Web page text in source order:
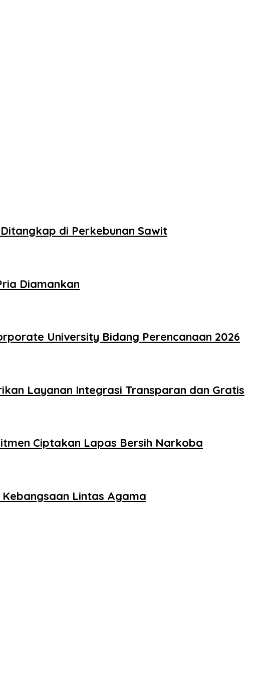
di Perkebunan Sawit
Diamankan
University Bidang Perencanaan 2026
Layanan Integrasi Transparan dan Gratis
Ciptakan Lapas Bersih Narkoba
Lintas Agama